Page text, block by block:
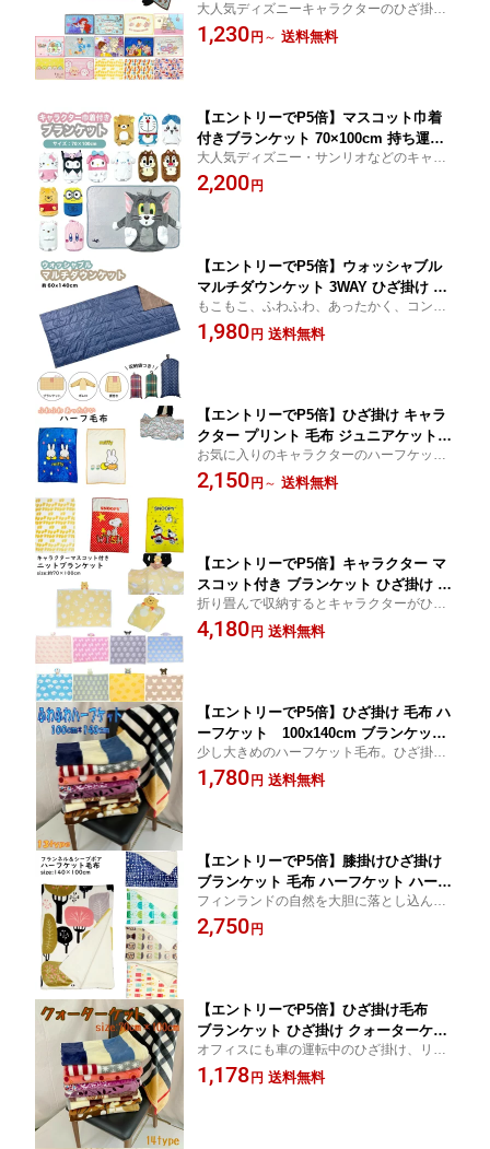
ント お昼寝ケット ブランケット もうふ
あったか ベビー キッズ 赤ちゃん 子共
大人気ディズニーキャラクターのひざ掛け
毛布。車中のひざ掛け、リラックスタイム
のブランケット、お昼寝ケットとしてお使
1,230 円 ～ 送料無料
【エントリーでP5倍】マスコット巾着
付きブランケット 70×100cm 持ち運び
楽々! お昼寝ケット キャラクター コン
パクト 毛布 あったか ディズニー サン
大人気ディズニー・サンリオなどのキャラ
クターひざ掛け毛布。車中のひざ掛け、リ
ラックスタイムのブランケット、お昼寝ケ
2,200 円
【エントリーでP5倍】ウォッシャブル
マルチダウンケット 3WAY ひざ掛け ボ
レロ 腰巻き コンパクト収納 洗える マ
イクロマイヤー ふわふわ もこもこ ブラ
もこもこ、ふわふわ、あったかく、コンパ
クト収納・洗濯可！キャンプ に！ アウトド
ア に！ 野外フェス に！ベビーカーのフッ
1,980 円 送料無料
【エントリーでP5倍】ひざ掛け キャラ
クター プリント 毛布 ジュニアケット
お昼寝ケット ブランケット 100cm×140
cm ハーフ毛布 ハーフケット すみっコ
お気に入りのキャラクターのハーフケット
で ふんわり あったか
2,150 円 ～ 送料無料
【エントリーでP5倍】キャラクター マ
スコット付き ブランケット ひざ掛け 毛
布 ニット生地 刺繍 半立体 約70×100cm
折り畳んで収納するとキャラクターがひざ
掛けを被って寝ているかのうようになりま
す。ニット生地でもちもちしたひざ掛けで
4,180 円 送料無料
【エントリーでP5倍】ひざ掛け 毛布 ハ
ーフケット 100x140cm ブランケット
ひざ掛け 毛布 お昼寝ケット ジュニアケ
ット シンプル シック おしゃれ かわい
少し大きめのハーフケット毛布。ひざ掛
け、リラックスタイム、ブランケット、お
昼寝ケット、キャンプ や スポーツ観戦 な
1,780 円 送料無料
【エントリーでP5倍】膝掛けひざ掛け
ブランケット 毛布 ハーフケット ハーフ
毛布 140×100cm 起毛 表フランネル 裏
シープボア お昼寝 キッズ 子供 北欧 ノ
フィンランドの自然を大胆に落とし込んだ
デザインが素敵です。表はフランネル裏は
シープボアを使用しております♪再生ポリエ
2,750 円
【エントリーでP5倍】ひざ掛け毛布
ブランケット ひざ掛け クォーターケッ
ト 70×100cm 毛布 柄 ノンキャラ お昼
寝ケット 敬老の日 シンプル シック お
オフィスにも車の運転中のひざ掛け、リビ
ングでのリラックスタイムやお子様のお昼
寝ケッ スポーツ観戦 キャンプなどのアウト
1,178 円 送料無料